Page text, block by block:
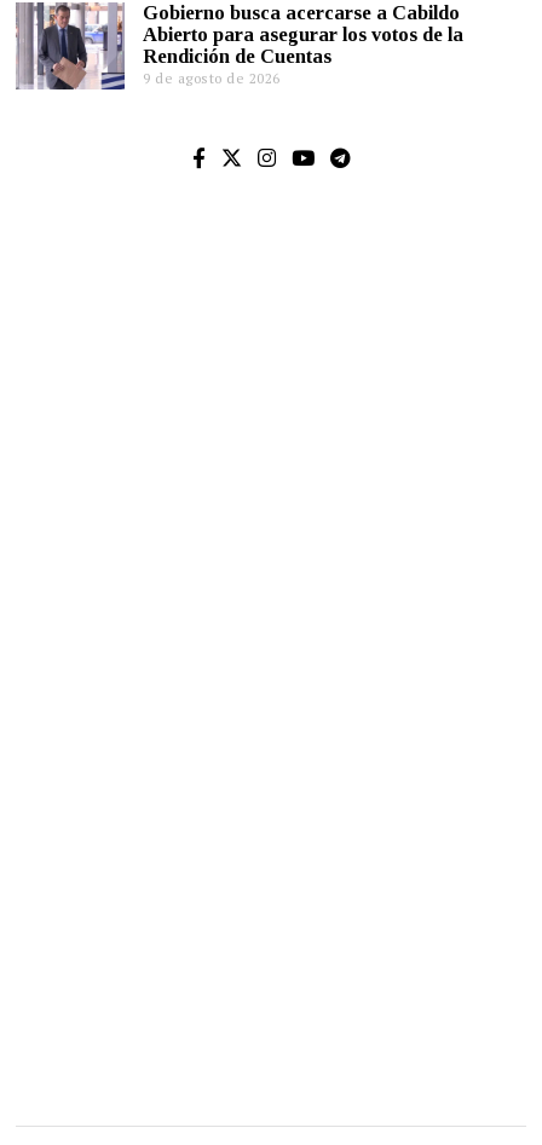
Gobierno busca acercarse a Cabildo
Abierto para asegurar los votos de la
Rendición de Cuentas
9 de agosto de 2026